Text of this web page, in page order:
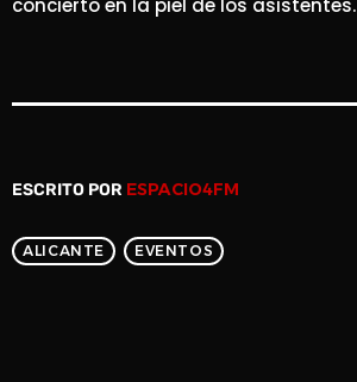
concierto en la piel de los asistentes.
ESCRITO POR ESPACIO4FM
ALICANTE EVENTOS